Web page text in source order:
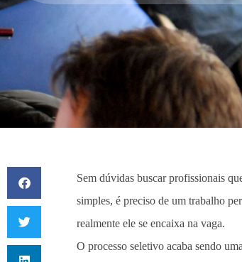
Sem dúvidas buscar profissionais
simples, é preciso de um trabalho
realmente ele se encaixa na vaga.
O processo seletivo acaba sendo